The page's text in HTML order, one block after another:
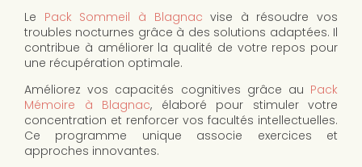
Le Pack Sommeil à Blagnac vise à résoudre vos
troubles nocturnes grâce à des solutions adaptées. Il
contribue à améliorer la qualité de votre repos pour
une récupération optimale.
Améliorez vos capacités cognitives grâce au Pack
Mémoire à Blagnac, élaboré pour stimuler votre
concentration et renforcer vos facultés intellectuelles.
Ce programme unique associe exercices et
approches innovantes.